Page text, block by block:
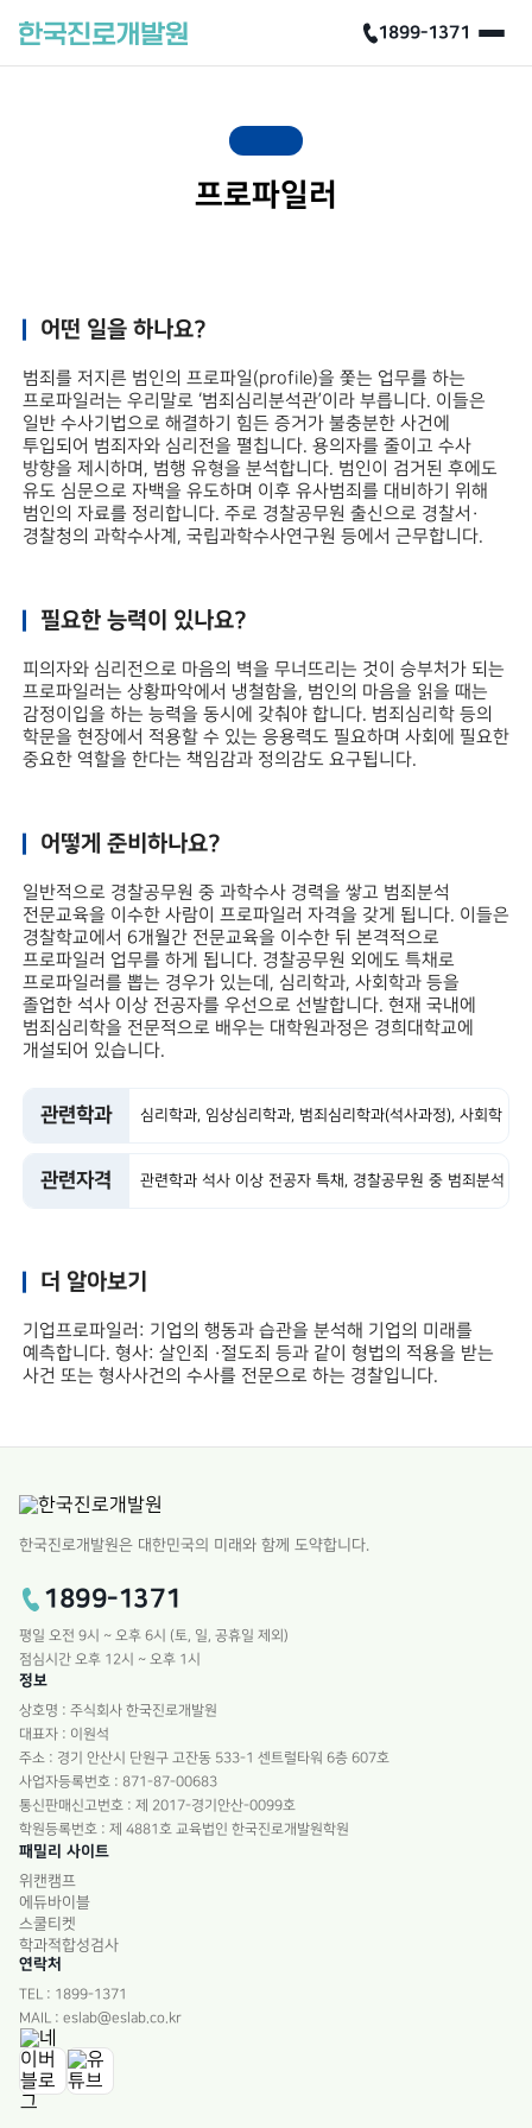
1899-1371
프로파일러
어떤 일을 하나요?
범죄를 저지른 범인의 프로파일(profile)을 쫓는 업무를 하는
프로파일러는 우리말로 ‘범죄심리분석관’이라 부릅니다. 이들은
일반 수사기법으로 해결하기 힘든 증거가 불충분한 사건에
투입되어 범죄자와 심리전을 펼칩니다. 용의자를 줄이고 수사
방향을 제시하며, 범행 유형을 분석합니다. 범인이 검거된 후에도
유도 심문으로 자백을 유도하며 이후 유사범죄를 대비하기 위해
범인의 자료를 정리합니다. 주로 경찰공무원 출신으로 경찰서·
경찰청의 과학수사계, 국립과학수사연구원 등에서 근무합니다.
필요한 능력이 있나요?
피의자와 심리전으로 마음의 벽을 무너뜨리는 것이 승부처가 되는
프로파일러는 상황파악에서 냉철함을, 범인의 마음을 읽을 때는
감정이입을 하는 능력을 동시에 갖춰야 합니다. 범죄심리학 등의
학문을 현장에서 적용할 수 있는 응용력도 필요하며 사회에 필요한
중요한 역할을 한다는 책임감과 정의감도 요구됩니다.
어떻게 준비하나요?
일반적으로 경찰공무원 중 과학수사 경력을 쌓고 범죄분석
전문교육을 이수한 사람이 프로파일러 자격을 갖게 됩니다. 이들은
경찰학교에서 6개월간 전문교육을 이수한 뒤 본격적으로
프로파일러 업무를 하게 됩니다. 경찰공무원 외에도 특채로
프로파일러를 뽑는 경우가 있는데, 심리학과, 사회학과 등을
졸업한 석사 이상 전공자를 우선으로 선발합니다. 현재 국내에
범죄심리학을 전문적으로 배우는 대학원과정은 경희대학교에
개설되어 있습니다.
관련학과 심리학과, 임상심리학과, 범죄심리학과(석사과정), 사회학
관련자격 관련학과 석사 이상 전공자 특채, 경찰공무원 중 범죄분석
더 알아보기
기업프로파일러: 기업의 행동과 습관을 분석해 기업의 미래를
예측합니다. 형사: 살인죄 ·절도죄 등과 같이 형법의 적용을 받는
사건 또는 형사사건의 수사를 전문으로 하는 경찰입니다.
한국진로개발원은 대한민국의 미래와 함께 도약합니다.
1899-1371
평일 오전 9시 ~ 오후 6시 (토, 일, 공휴일 제외)
점심시간 오후 12시 ~ 오후 1시
정보
상호명 : 주식회사 한국진로개발원
대표자 : 이원석
주소 : 경기 안산시 단원구 고잔동 533-1 센트럴타워 6층 607호
사업자등록번호 : 871-87-00683
통신판매신고번호 : 제 2017-경기안산-0099호
학원등록번호 : 제 4881호 교육법인 한국진로개발원학원
패밀리 사이트
위캔캠프
에듀바이블
스쿨티켓
학과적합성검사
연락처
TEL : 1899-1371
MAIL : eslab@eslab.co.kr